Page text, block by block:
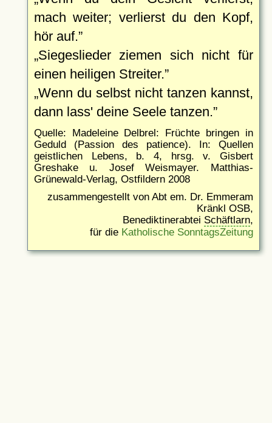
mach weiter; verlierst du den Kopf,
hör auf.
Siegeslieder ziemen sich nicht für
einen heiligen Streiter.
Wenn du selbst nicht tanzen kannst,
dann lass' deine Seele tanzen.
Quelle: Madeleine Delbrel: Früchte bringen in
Geduld (Passion des patience). In: Quellen
geistlichen Lebens, b. 4, hrsg. v. Gisbert
Greshake u. Josef Weismayer. Matthias-
Grünewald-Verlag, Ostfildern 2008
zusammengestellt von Abt em. Dr. Emmeram
Kränkl OSB,
Benediktinerabtei Schäftlarn,
für die Katholische SonntagsZeitung